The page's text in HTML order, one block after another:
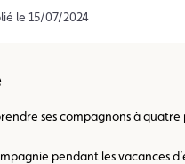
Contrat de vente
le 15/07/2024
ses compagnons à
pendant les vacances